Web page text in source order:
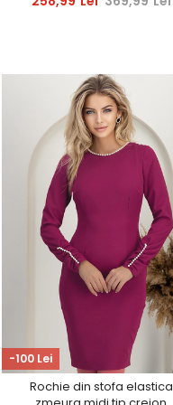
-100 Lei
Rochie din stofa elastica